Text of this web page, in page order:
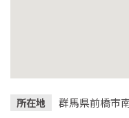
所在地 群馬県前橋市